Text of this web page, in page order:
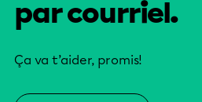
par courriel.
Ça va t’aider, promis!